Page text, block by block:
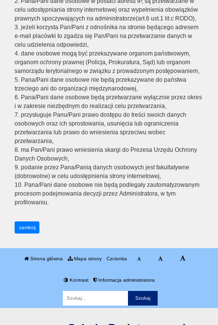
celu udostępniania strony internetowej oraz wypełnienia obowiązków
prawnych spoczywających na administratorze(art.6 ust.1 lit.c RODO),
3. jeżeli korzysta Pan/Pani z odnośnika na stronie będącego adresem
e-mail placówki to zgadza się Pan/Pani na przetwarzanie danych w
celu udzielenia odpowiedzi,
4. dane osobowe mogą być przekazywane organom państwowym,
organom ochrony prawnej (Policja, Prokuratura, Sąd) lub organom
samorządu terytorialnego w związku z prowadzonym postępowaniem,
5. Pana/Pani dane osobowe nie będą przekazywane do państwa
trzeciego ani do organizacji międzynarodowej,
6. Pana/Pani dane osobowe będą przetwarzane wyłącznie przez okres
i w zakresie niezbędnym do realizacji celu przetwarzania,
7. przysługuje Panu/Pani prawo dostępu do treści swoich danych
osobowych oraz ich sprostowania, usunięcia lub ograniczenia
przetwarzania lub prawo do wniesienia sprzeciwu wobec
przetwarzania,
8. ma Pan/Pani prawo wniesienia skargi do Prezesa Urzędu Ochrony
Danych Osobowych,
9. podanie przez Pana/Panią danych osobowych jest fakultatywne
(dobrowolne) w celu udostępnienia strony internetowej,
10. Pana/Pani dane osobowe nie będą podlegały zautomatyzowanym
procesom podejmowania decyzji przez Administratora, w tym
profilowaniu.
zamknij
Strona główna Mapa strony Czcionka
Kontrast Informacja administratora